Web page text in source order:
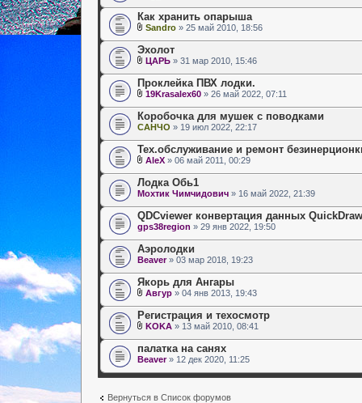
Как хранить опарыша
Sandro » 25 май 2010, 18:56
Эхолот
ЦАРЬ » 31 мар 2010, 15:46
Проклейка ПВХ лодки.
19Krasalex60 » 26 май 2022, 07:11
Коробочка для мушек с поводками
САНЧО » 19 июл 2022, 22:17
Тех.обслуживание и ремонт
AleX » 06 май 2011, 00:29
Лодка Обь1
Мохтик Чимчидович » 16 май 2022, 21:39
QDCviewer конвертация данных
gps38region » 29 янв 2022, 19:50
Аэролодки
Beaver» 03 мар 2018, 19:23
Якорь для Ангары
Авгур » 04 янв 2013, 19:43
Регистрация и техосмотр
KOKA » 13 май 2010, 08:41
палатка на санях
Beaver» 12 дек 2020, 11:25
Вернуться в Список форумов